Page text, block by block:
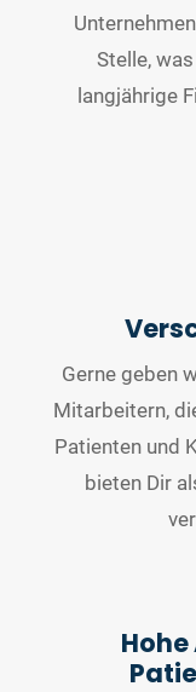
Stelle,
langjährige
Gerne geben
Mitarbeitern,
Patienten und
bieten Dir